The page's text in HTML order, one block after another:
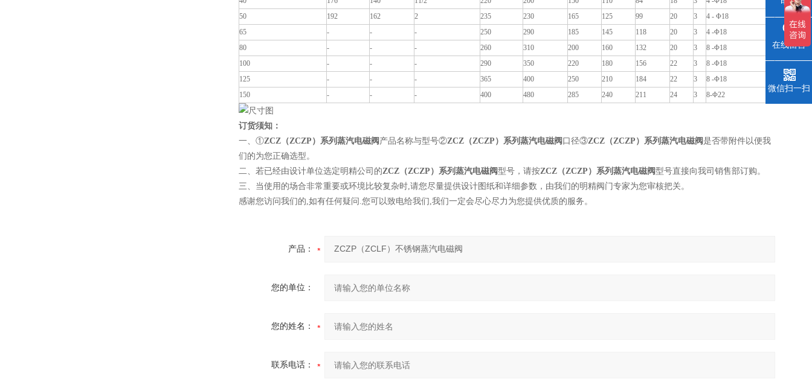
50
192 162 2 235 230 165 125 99 20 3
4 - Φ18
65
- - - 250 290 185 145 118 20 3
4 -Φ18
80
- - - 260 310 200 160 132 20 3
8 -Φ18
100
- - - 290 350 220 180 156 22 3
8 -Φ18
125
- - - 365 400 250 210 184 22 3
8 -Φ18
150
- - - 400 480 285 240 211 24 3 8-Φ22
订货须知：
一、①ZCZ（ZCZP）系列蒸汽电磁阀 产品名称与型号②ZCZ（ZCZP）系列蒸汽电磁阀 口径③ZCZ（ZCZP）系列蒸汽电磁阀是否带附件以便我
们的为您正确选型。
二、若已经由设计单位选定明精公司的ZCZ（ZCZP）系列蒸汽电磁阀型号，请按ZCZ（ZCZP）系列蒸汽电磁阀型号直接向我司销售部订购。
三、当使用的场合非常重要或环境比较复杂时,请您尽量提供设计图纸和详细参数，由我们的明精阀门专家为您审核把关。
感谢您访问我们的,如有任何疑问.您可以致电给我们,我们一定会尽心尽力为您提供优质的服务。
产品：
您的单位：
您的姓名：
联系电话：
在线留言
微信扫一扫